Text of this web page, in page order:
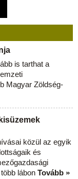
is tarthat a
Magyar Zöldség-
közül az egyik
és
lábon Tovább »